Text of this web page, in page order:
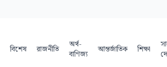
বিশেষ রাজনীতি
অর্থ-
বাণিজ্য
আন্তর্জাতিক শিক্ষা